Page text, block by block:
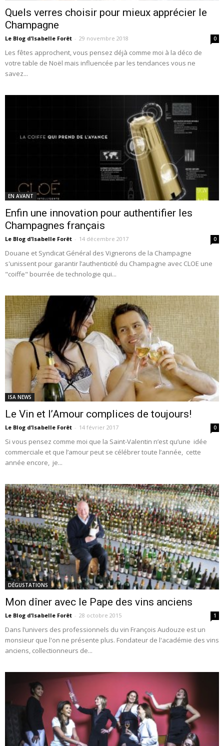
Quels verres choisir pour mieux apprécier le
Champagne
Le Blog d’Isabelle Forêt - 29 novembre 2018 0
Les fêtes approchent, vous pensez déjà comme moi à la déco de
votre table de Noël mais influencée par les tendances vous ne
savez...
EN AVANT
Enfin une innovation pour authentifier les
Champagnes français
Le Blog d’Isabelle Forêt - 14 décembre 2017 0
Douane et Syndicat Général des Vignerons de la Champagne
s'unissent pour garantir l’authenticité du Champagne avec CLOE une
"coiffe" bourrée de technologie qui...
ISA NEWS
Le Vin et l’Amour complices de toujours!
Le Blog d’Isabelle Forêt - 14 février 2017 0
Si vous pensez comme moi que la Saint-Valentin n’est qu’une idée
commerciale et que l’amour peut se célébrer toute l’année, cette
année encore, je...
DÉGUSTATIONS
Mon dîner avec le Pape des vins anciens
Le Blog d’Isabelle Forêt - 28 octobre 2015 1
Dans l’univers des professionnels du vin François Audouze est un
monsieur que l'on ne présente plus. Fondateur de l'académie des vins
anciens, collectionneurs de...